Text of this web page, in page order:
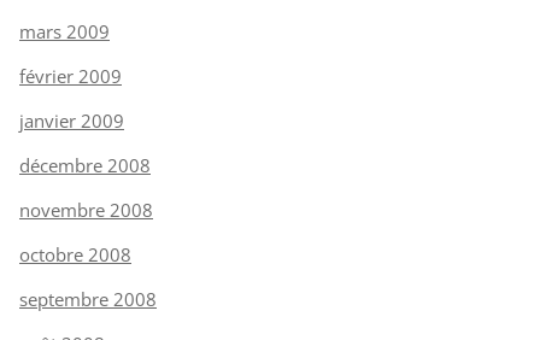
mars 2009
février 2009
janvier 2009
décembre 2008
novembre 2008
octobre 2008
septembre 2008